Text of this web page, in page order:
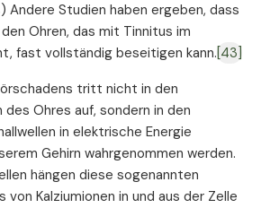
Andere Studien haben ergeben, dass
den Ohren, das mit Tinnitus im
fast vollständig beseitigen kann. [43]
tritt nicht in den
Ohres auf, sondern in den
in elektrische Energie
Gehirn wahrgenommen werden.
hängen diese sogenannten
von Kalziumionen in und aus der Zelle